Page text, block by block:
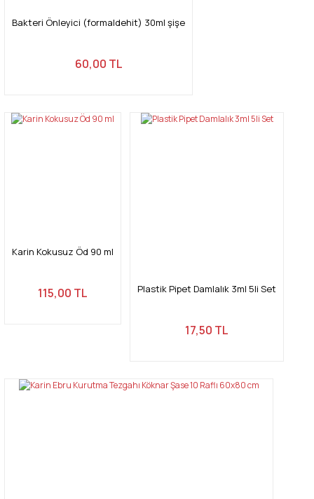
Bakteri Önleyici (formaldehit) 30ml şişe
60,00 TL
Karin Kokusuz Öd 90 ml
115,00 TL Plastik Pipet Damlalık 3ml 5li Set
17,50 TL